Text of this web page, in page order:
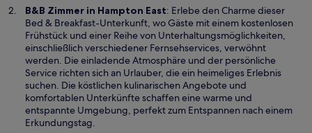
n
F
e
n
s
t
e
r
g
B&B Zimmer in Hampton EastW
i
r
d
i
n
e
i
n
: Erlebe den Charme dieser
Bed & Breakfast-Unterkunft, wo Gäste mit einem kostenlosen
Frühstück und einer Reihe von Unterhaltungsmöglichkeiten,
einschließlich verschiedener Fernsehservices, verwöhnt
werden. Die einladende Atmosphäre und der persönliche
Service richten sich an Urlauber, die ein heimeliges Erlebnis
suchen. Die köstlichen kulinarischen Angebote und
komfortablen Unterkünfte schaffen eine warme und
entspannte Umgebung, perfekt zum Entspannen nach einem
Erkundungstag.